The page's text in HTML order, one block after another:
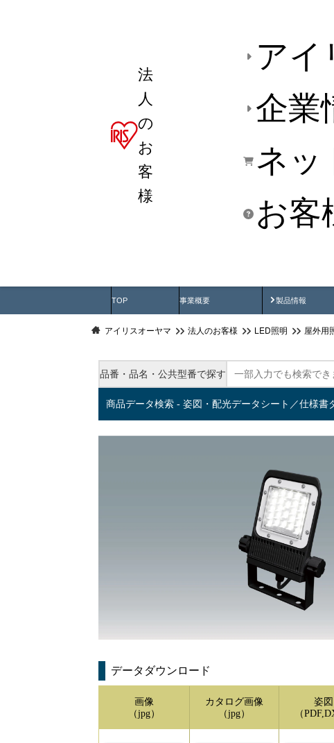
法
人
の
お
客
様
アイ
企業
ネッ
お客
TOP 事業概要 製品情報
製品動画
アイリスオーヤマ 法人のお客様 LED照明 屋外用
品番・品名・公共型番で探す
商品データ検索 - 姿図・配光データシート／仕様書
データダウンロード
画像
（jpg）
カタログ画像
（jpg）
姿図
（